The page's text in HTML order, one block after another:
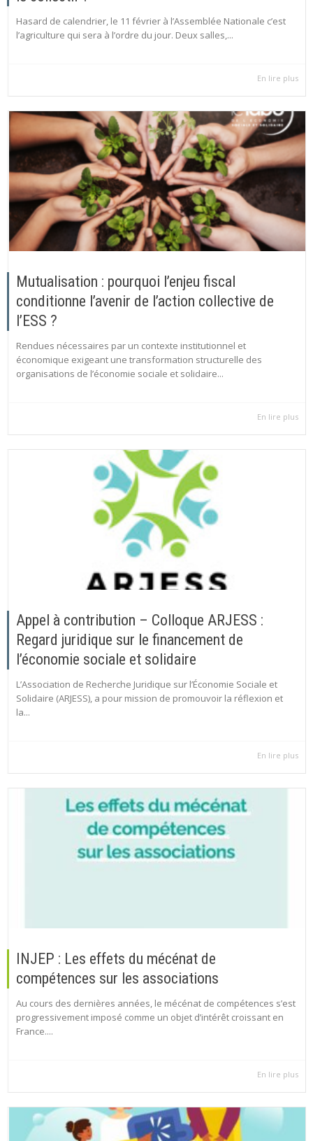
Hasard de calendrier, le 11 février à l’Assemblée Nationale c’est
l’agriculture qui sera à l’ordre du jour. Deux salles,...
En lire plus
Mutualisation : pourquoi l’enjeu fiscal
conditionne l’avenir de l’action collective de
l’ESS ?
Rendues nécessaires par un contexte institutionnel et
économique exigeant une transformation structurelle des
organisations de l’économie sociale et solidaire...
En lire plus
Appel à contribution – Colloque ARJESS :
Regard juridique sur le financement de
l’économie sociale et solidaire
L’Association de Recherche Juridique sur l’Économie Sociale et
Solidaire (ARJESS), a pour mission de promouvoir la réflexion et
la...
En lire plus
INJEP : Les effets du mécénat de
compétences sur les associations
Au cours des dernières années, le mécénat de compétences s’est
progressivement imposé comme un objet d’intérêt croissant en
France....
En lire plus